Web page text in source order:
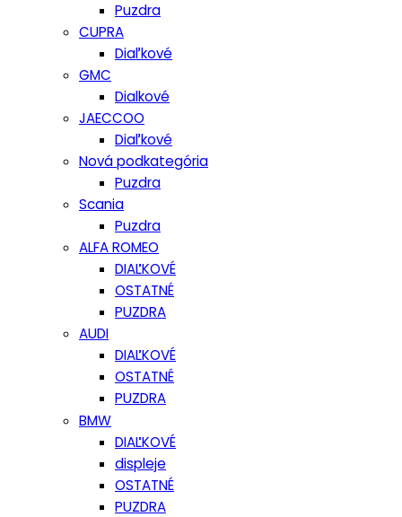
Puzdra
CUPRA
Diaľkové
GMC
Dialkové
JAECCOO
Diaľkové
Nová podkategória
Puzdra
Scania
Puzdra
ALFA ROMEO
DIAĽKOVÉ
OSTATNÉ
PUZDRA
AUDI
DIAĽKOVÉ
OSTATNÉ
PUZDRA
BMW
DIAĽKOVÉ
displeje
OSTATNÉ
PUZDRA